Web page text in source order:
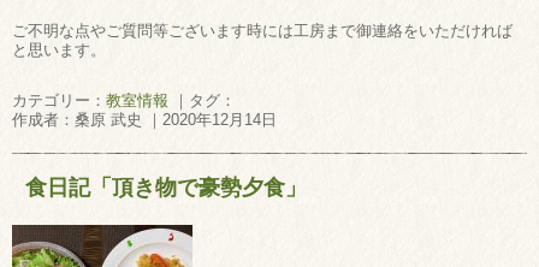
ご不明な点やご質問等ございます時には工房まで御連絡をいただければ
と思います。
カテゴリー： 教室情報 ｜タグ：
作成者：桑原 武史 ｜2020年12月14日
食日記「頂き物で豪勢夕食」